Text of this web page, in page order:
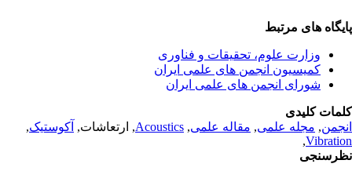
های مرتبط
وزارت علوم، تحقیقات و فناوری
کمیسیون انجمن های علمی ایران
شورای انجمن های علمی ایران
کلیدی
,مجله علمی, مقاله علمی,
Acoustics, ارتعاشات,آکوستیک,
,